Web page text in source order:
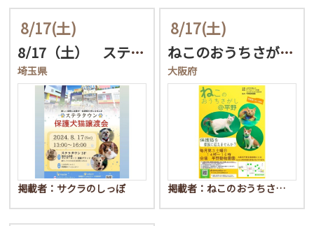
8/17(土)
8/17（土） ステラタ…
埼玉県
掲載者：サクラのしっぽ
8/17(土)
ねこのおうちさがし＠平野
大阪府
掲載者：ねこのおうちさ…